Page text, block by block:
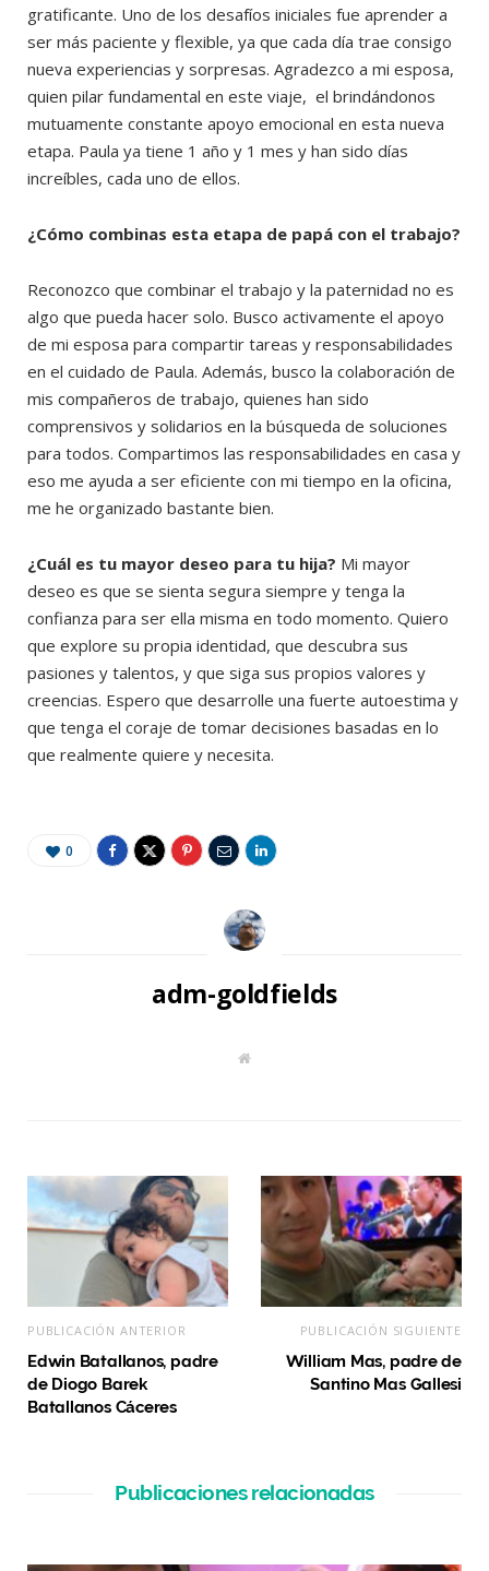
gratificante. Uno de los desafíos iniciales fue aprender a
ser más paciente y flexible, ya que cada día trae consigo
nueva experiencias y sorpresas. Agradezco a mi esposa,
quien pilar fundamental en este viaje, el brindándonos
mutuamente constante apoyo emocional en esta nueva
etapa. Paula ya tiene 1 año y 1 mes y han sido días
increíbles, cada uno de ellos.
¿Cómo combinas esta etapa de papá con el trabajo?
Reconozco que combinar el trabajo y la paternidad no es
algo que pueda hacer solo. Busco activamente el apoyo
de mi esposa para compartir tareas y responsabilidades
en el cuidado de Paula. Además, busco la colaboración de
mis compañeros de trabajo, quienes han sido
comprensivos y solidarios en la búsqueda de soluciones
para todos. Compartimos las responsabilidades en casa y
eso me ayuda a ser eficiente con mi tiempo en la oficina,
me he organizado bastante bien.
¿Cuál es tu mayor deseo para tu hija? Mi mayor
deseo es que se sienta segura siempre y tenga la
confianza para ser ella misma en todo momento. Quiero
que explore su propia identidad, que descubra sus
pasiones y talentos, y que siga sus propios valores y
creencias. Espero que desarrolle una fuerte autoestima y
que tenga el coraje de tomar decisiones basadas en lo
que realmente quiere y necesita.
0
adm-goldfields
W
PUBLICACIÓN ANTERIOR
Edwin Batallanos, padre
de Diogo Barek
Batallanos Cáceres
PUBLICACIÓN SIGUIENTE
William Mas, padre de
Santino Mas Gallesi
Publicaciones relacionadas